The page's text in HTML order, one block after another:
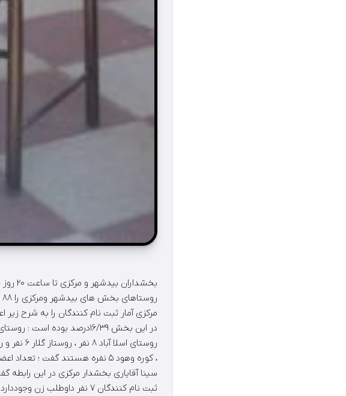
، کوره وهود ۵ نفره هستند گفت ؛ تعداد اعضای شورای روستاهای اسلام آباد ، قلات ، گلار وهیرم‌۳نفره هستند.